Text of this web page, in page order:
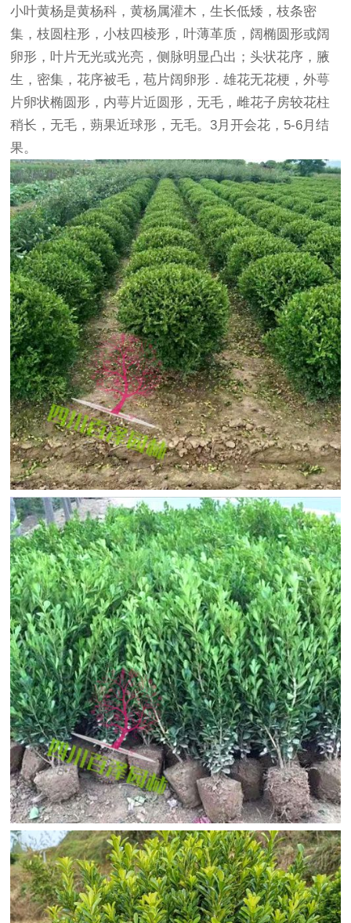
小叶黄杨是黄杨科，黄杨属灌木 ，生长低矮，枝条密
集，枝圆柱形，小枝四棱形，叶薄革质，阔椭圆形或阔
卵形，叶片无光或光亮，侧脉明显凸出；头状花序，腋
生，密集，花序被毛，苞片阔卵形．雄花无花梗，外萼
片卵状椭圆形，内萼片近圆形，无毛，雌花子房较花柱
稍长，无毛，蒴果近球形，无毛。3月开会花，5-6月结
果。